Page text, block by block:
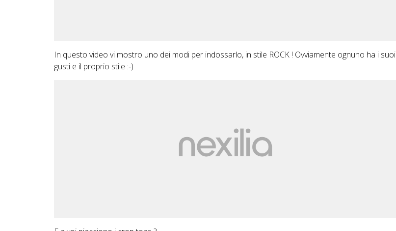
In questo video vi mostro uno dei modi per indossarlo, in stile ROCK ! Ovviamente ognuno ha i suoi
gusti e il proprio stile :-)